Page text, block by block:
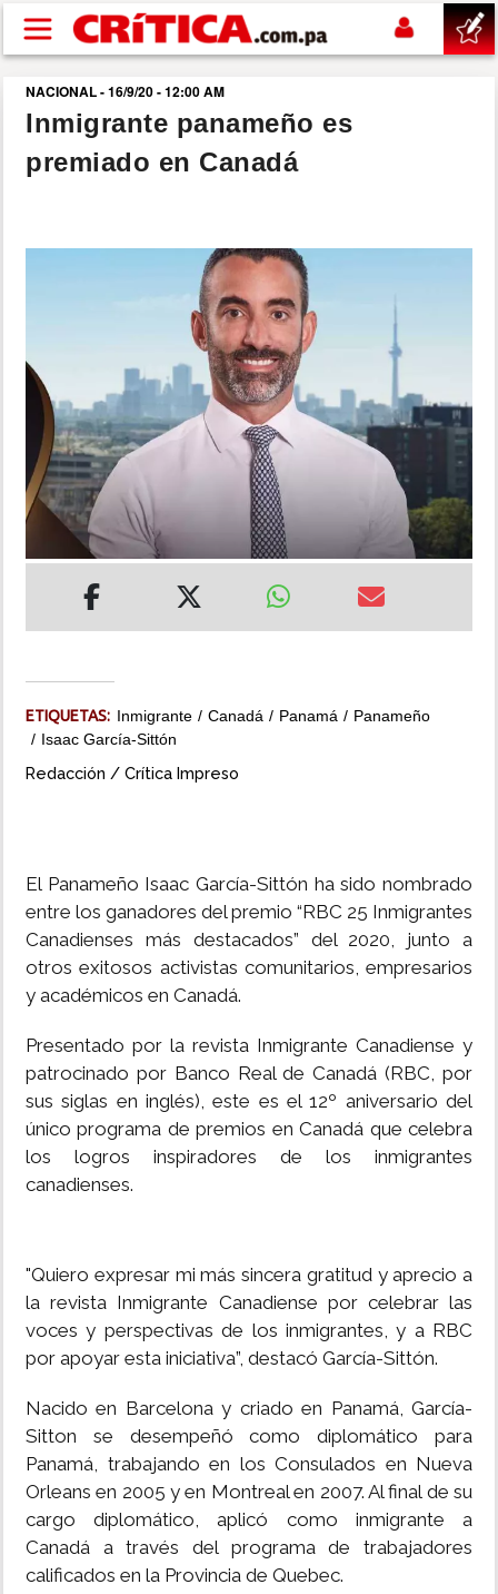
Pasar al contenido principal
buscar
SUCESOS
DEPORTES
MUNDO
INSÓLITAS
MULTIMEDIA
NACIONAL - 16/9/20 - 12:00 AM
Inmigrante panameño es
premiado en Canadá
ETIQUETAS: Inmigrante Canadá Panamá
Panameño
Isaac García-Sittón
Redacción / Crítica Impreso
El Panameño Isaac García-Sittón ha sido nombrado
entre los ganadores del premio “RBC 25 Inmigrantes
Canadienses más destacados” del 2020, junto a
otros exitosos activistas comunitarios, empresarios
y académicos en Canadá.
Presentado por la revista Inmigrante Canadiense y
patrocinado por Banco Real de Canadá (RBC, por
sus siglas en inglés), este es el 12º aniversario del
único programa de premios en Canadá que celebra
los logros inspiradores de los inmigrantes
canadienses.
"Quiero expresar mi más sincera gratitud y aprecio a
la revista Inmigrante Canadiense por celebrar las
voces y perspectivas de los inmigrantes, y a RBC
por apoyar esta iniciativa”, destacó García-Sittón.
Nacido en Barcelona y ​criado en Panamá, García-
Sitton se desempeñó como diplomático para
Panamá, trabajando en los Consulados en Nueva
Orleans en 2005 y en Montreal en 2007. Al final de su
cargo diplomático, aplicó como inmigrante a
Canadá a través del programa de trabajadores
calificados en la Provincia de Quebec.